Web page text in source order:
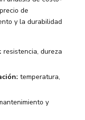
de
y la durabilidad
resistencia, dureza
temperatura,
y